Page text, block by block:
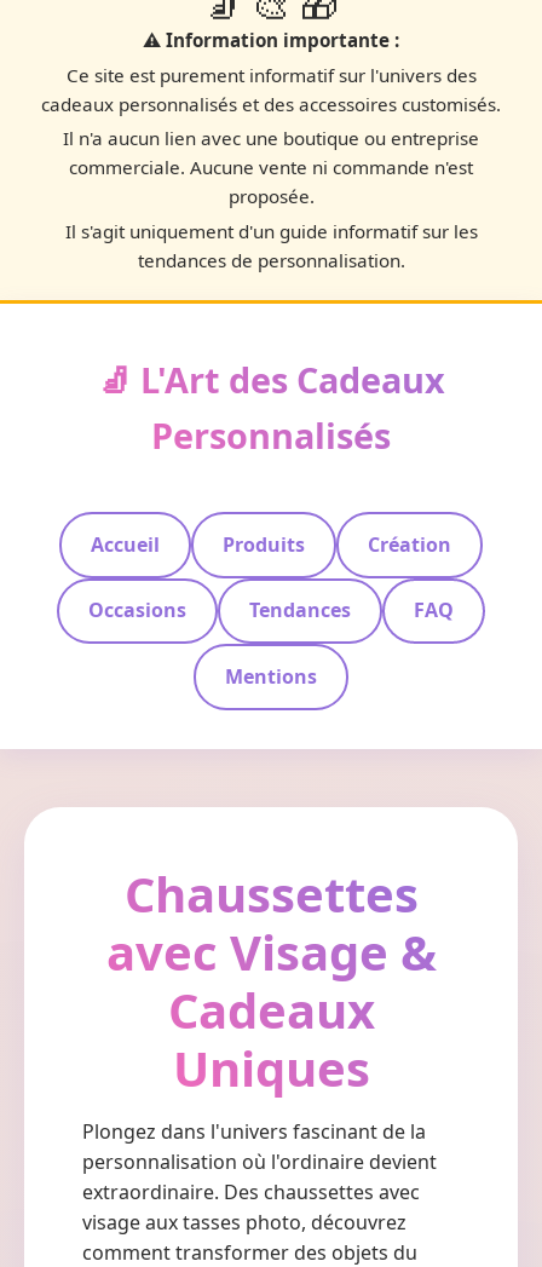
⚠️ Information importante :
Ce site est purement informatif sur l'univers des
cadeaux personnalisés et des accessoires customisés.
Il n'a aucun lien avec une boutique ou entreprise
commerciale. Aucune vente ni commande n'est
proposée.
Il s'agit uniquement d'un guide informatif sur les
tendances de personnalisation.
🧦 L'Art des Cadeaux
Personnalisés
Accueil Produits Création
Occasions Tendances FAQ
Mentions
Chaussettes
avec Visage &
Cadeaux
Uniques
Plongez dans l'univers fascinant de la
personnalisation où l'ordinaire devient
extraordinaire. Des chaussettes avec
visage aux tasses photo, découvrez
comment transformer des objets du